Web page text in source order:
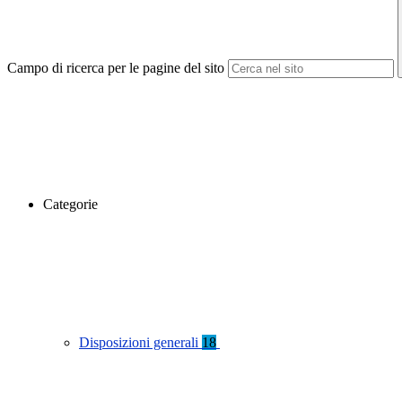
Campo di ricerca per le pagine del sito
Categorie
Disposizioni generali 18